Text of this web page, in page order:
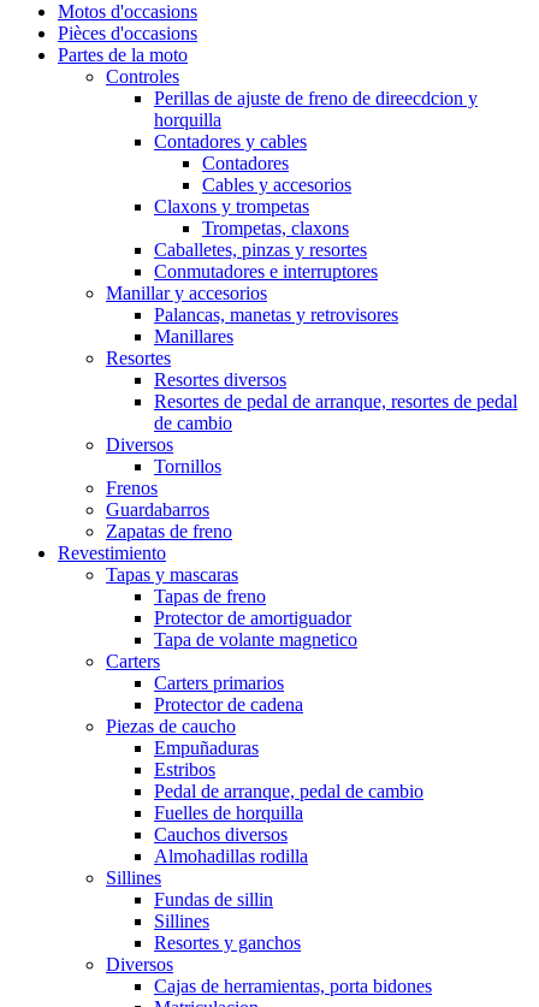
Motos d'occasions
Pièces d'occasions
Partes de la moto
Controles
Perillas de ajuste de freno de direecdcion y
horquilla
Contadores y cables
Contadores
Cables y accesorios
Claxons y trompetas
Trompetas, claxons
Caballetes, pinzas y resortes
Conmutadores e interruptores
Manillar y accesorios
Palancas, manetas y retrovisores
Manillares
Resortes
Resortes diversos
Resortes de pedal de arranque, resortes de pedal
de cambio
Diversos
Tornillos
Frenos
Guardabarros
Zapatas de freno
Revestimiento
Tapas y mascaras
Tapas de freno
Protector de amortiguador
Tapa de volante magnetico
Carters
Carters primarios
Protector de cadena
Piezas de caucho
Empuñaduras
Estribos
Pedal de arranque, pedal de cambio
Fuelles de horquilla
Cauchos diversos
Almohadillas rodilla
Sillines
Fundas de sillin
Sillines
Resortes y ganchos
Diversos
Cajas de herramientas, porta bidones